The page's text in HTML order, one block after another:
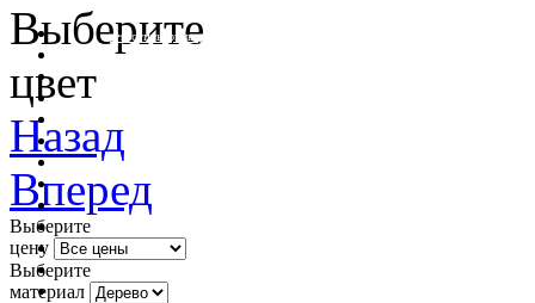
очистить фильтр цвета
Выберите
цвет
Назад
Вперед
Выберите
цену
Выберите
материал